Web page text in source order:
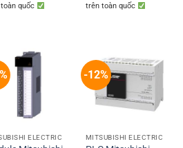
quốc
trên toàn quốc
ELECTRIC
-12%
MITSUBISHI ELECTRIC